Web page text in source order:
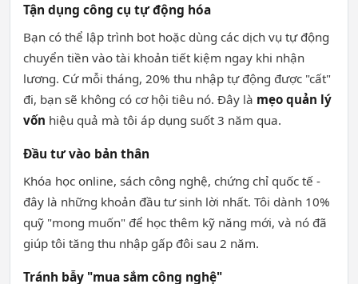
Tận dụng công cụ tự động hóa
Bạn có thể lập trình bot hoặc dùng các dịch vụ tự động
chuyển tiền vào tài khoản tiết kiệm ngay khi nhận
lương. Cứ mỗi tháng, 20% thu nhập tự động được "cất"
đi, bạn sẽ không có cơ hội tiêu nó. Đây là mẹo quản lý
vốn hiệu quả mà tôi áp dụng suốt 3 năm qua.
Đầu tư vào bản thân
Khóa học online, sách công nghệ, chứng chỉ quốc tế -
đây là những khoản đầu tư sinh lời nhất. Tôi dành 10%
quỹ "mong muốn" để học thêm kỹ năng mới, và nó đã
giúp tôi tăng thu nhập gấp đôi sau 2 năm.
Tránh bẫy "mua sắm công nghệ"